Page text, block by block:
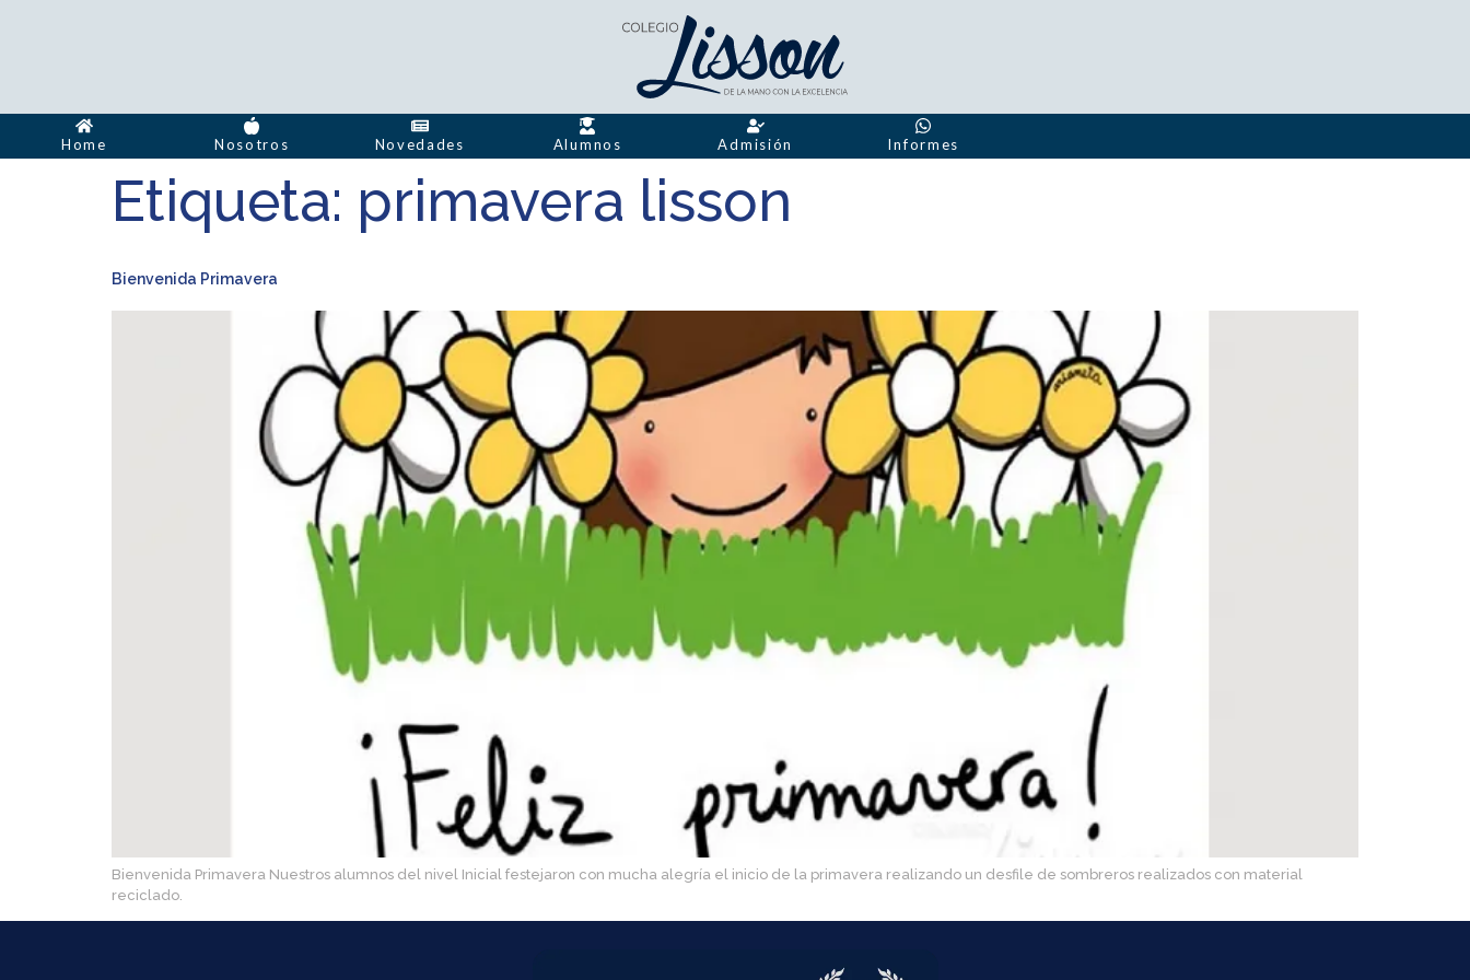
Home Nosotros Novedades Alumnos Admisión Informes
Etiqueta: primavera lisson
Bienvenida Primavera
Bienvenida Primavera Nuestros alumnos del nivel Inicial festejaron con mucha alegría el inicio de la primavera realizando un desfile de sombreros realizados con material
reciclado.